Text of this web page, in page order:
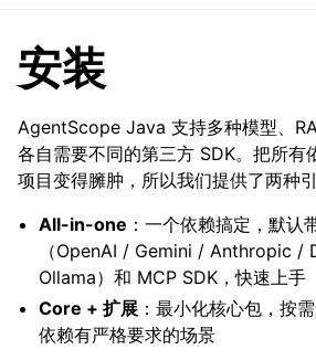
安装
AgentScope Java 支持多种模型、
各自需要不同的第三方 SDK。把所有
项目变得臃肿，所以我们提供了两种
All-in-one ：一个依赖搞定，默认
（OpenAI / Gemini / Anthropic /
Ollama）和 MCP SDK，快速上手
Core + 扩展 ：最小化核心包，按
依赖有严格要求的场景